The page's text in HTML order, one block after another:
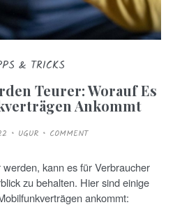
& TRICKS
Teurer: Worauf Es
Ankommt
UGUR COMMENT
kann es für Verbraucher
zu behalten. Hier sind einige
ankommt: